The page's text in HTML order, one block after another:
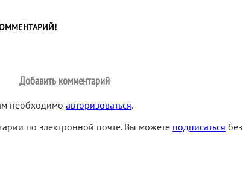
Добавить комментарий
необходимо авторизоваться.
по электронной почте. Вы можете подписаться без